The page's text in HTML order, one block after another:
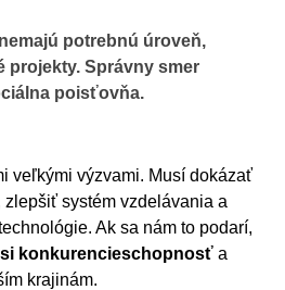
potrebnú úroveň,
projekty. Správny smer
poisťovňa.
veľkými výzvami. Musí dokázať
systém vzdelávania a
Ak sa nám to podarí,
konkurencieschopnosť a
krajinám.